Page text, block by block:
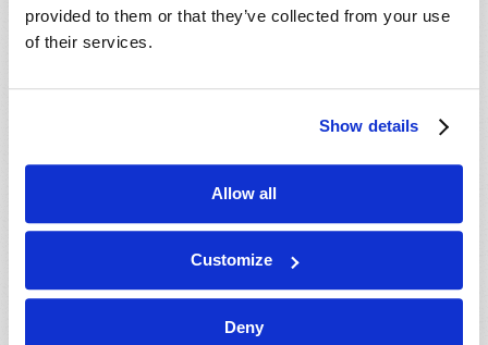
provided to them or that they’ve collected from your use
of their services.
Show details
Allow all
Customize
Deny